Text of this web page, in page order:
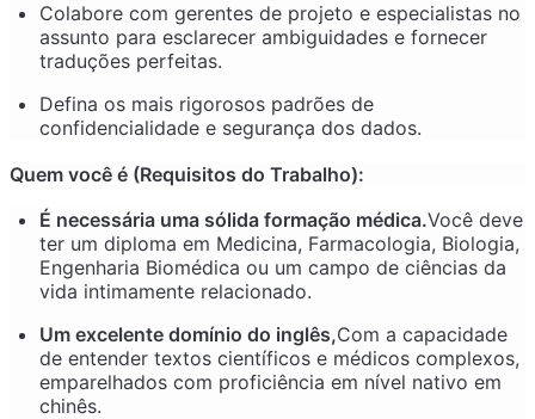
Colabore com gerentes de projeto e especialistas no
assunto para esclarecer ambiguidades e fornecer
traduções perfeitas.
Defina os mais rigorosos padrões de
confidencialidade e segurança dos dados.
Quem você é (Requisitos do Trabalho):
É necessária uma sólida formação médica.Você deve
ter um diploma em Medicina, Farmacologia, Biologia,
Engenharia Biomédica ou um campo de ciências da
vida intimamente relacionado.
Um excelente domínio do inglês,Com a capacidade
de entender textos científicos e médicos complexos,
emparelhados com proficiência em nível nativo em
chinês.